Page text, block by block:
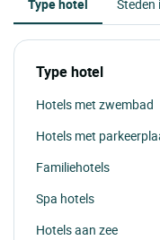
Type hotel Steden
Type hotel
Hotels met zwembad
Hotels met
Familiehotels
Spa hotels
Hotels aan zee